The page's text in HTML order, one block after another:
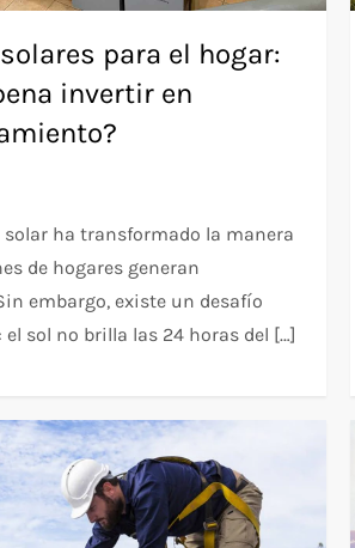
para el hogar:
invertir en
solar ha transformado la manera
de hogares generan
embargo, existe un desafío
sol no brilla las 24 horas del […]